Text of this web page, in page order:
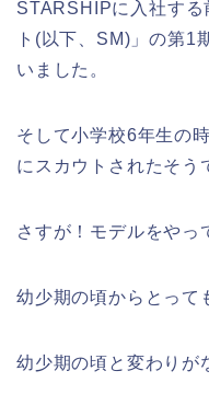
STARSHIPに入社す
ト(以下、SM)」の第1
いました。
そして小学校6年生の
にスカウトされたそう
さすが！モデルをやっ
幼少期の頃からとって
幼少期の頃と変わりが